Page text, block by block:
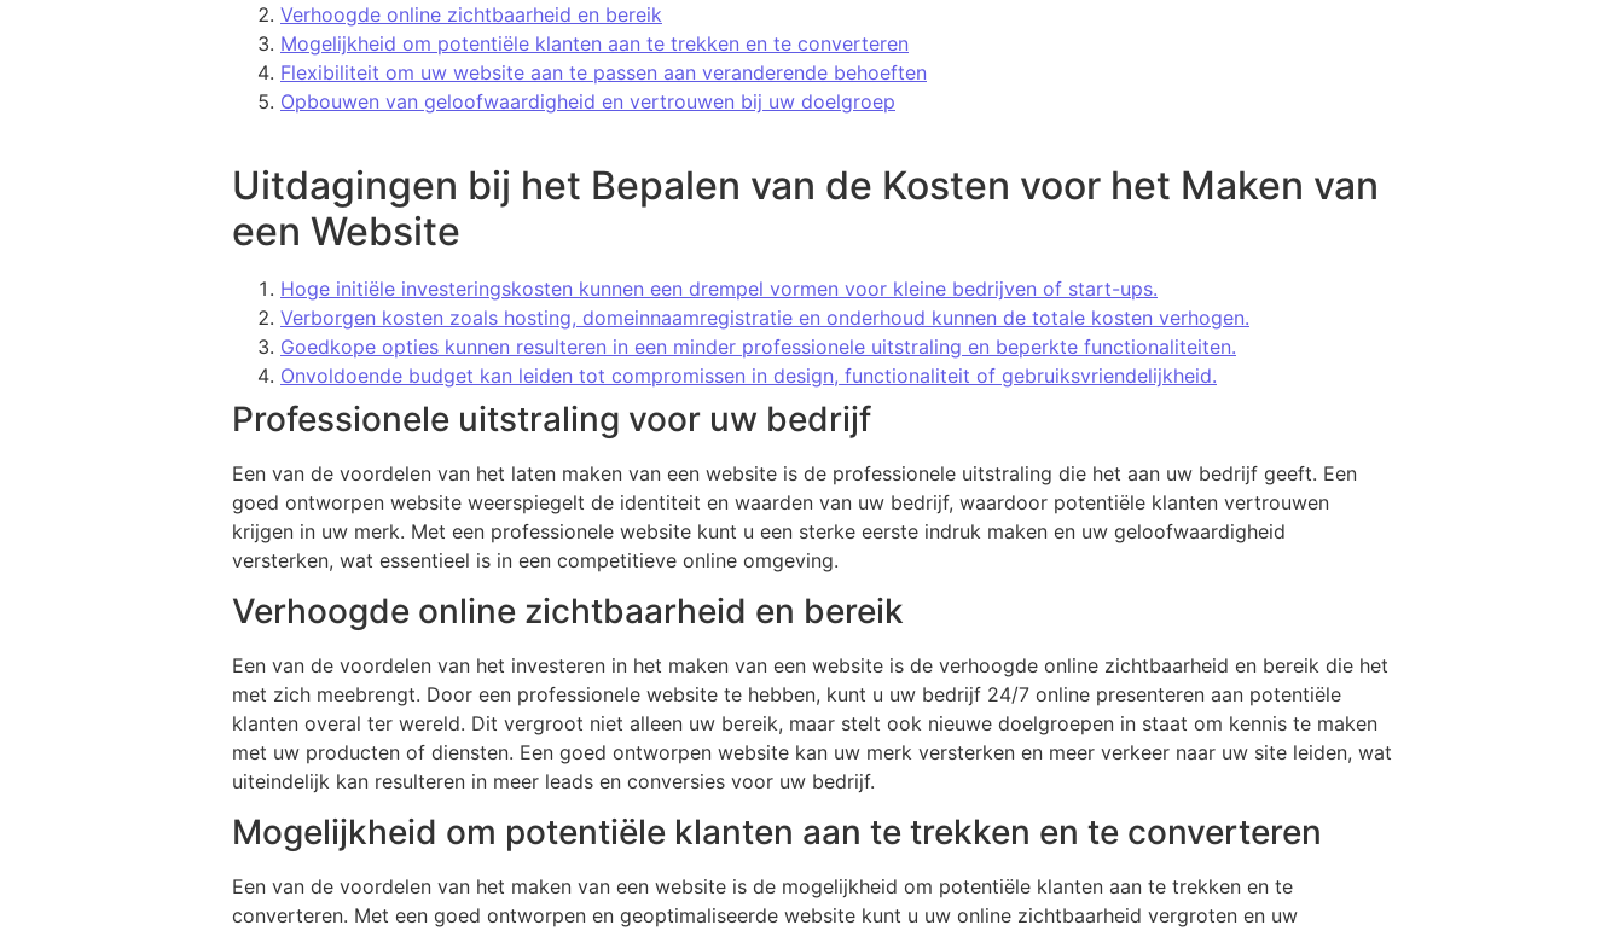
Verhoogde online zichtbaarheid en bereik
Mogelijkheid om potentiële klanten aan te trekken en te converteren
Flexibiliteit om uw website aan te passen aan veranderende behoeften
Opbouwen van geloofwaardigheid en vertrouwen bij uw doelgroep
Uitdagingen bij het Bepalen van de Kosten voor het Maken van
een Website
Hoge initiële investeringskosten kunnen een drempel vormen voor kleine bedrijven of start-ups.
Verborgen kosten zoals hosting, domeinnaamregistratie en onderhoud kunnen de totale kosten verhogen.
Goedkope opties kunnen resulteren in een minder professionele uitstraling en beperkte functionaliteiten.
Onvoldoende budget kan leiden tot compromissen in design, functionaliteit of gebruiksvriendelijkheid.
Professionele uitstraling voor uw bedrijf
Een van de voordelen van het laten maken van een website is de professionele uitstraling die het aan uw bedrijf geeft. Een
goed ontworpen website weerspiegelt de identiteit en waarden van uw bedrijf, waardoor potentiële klanten vertrouwen
krijgen in uw merk. Met een professionele website kunt u een sterke eerste indruk maken en uw geloofwaardigheid
versterken, wat essentieel is in een competitieve online omgeving.
Verhoogde online zichtbaarheid en bereik
Een van de voordelen van het investeren in het maken van een website is de verhoogde online zichtbaarheid en bereik die het
met zich meebrengt. Door een professionele website te hebben, kunt u uw bedrijf 24/7 online presenteren aan potentiële
klanten overal ter wereld. Dit vergroot niet alleen uw bereik, maar stelt ook nieuwe doelgroepen in staat om kennis te maken
met uw producten of diensten. Een goed ontworpen website kan uw merk versterken en meer verkeer naar uw site leiden, wat
uiteindelijk kan resulteren in meer leads en conversies voor uw bedrijf.
Mogelijkheid om potentiële klanten aan te trekken en te converteren
Een van de voordelen van het maken van een website is de mogelijkheid om potentiële klanten aan te trekken en te
converteren. Met een goed ontworpen en geoptimaliseerde website kunt u uw online zichtbaarheid vergroten en uw